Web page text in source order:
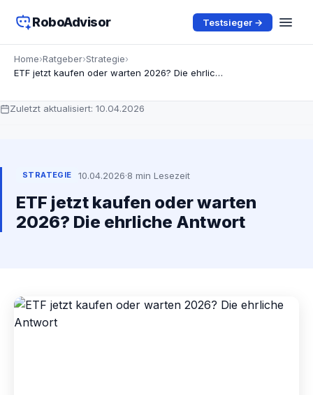
RoboAdvisor Testsieger →
Home›Ratgeber›Strategie›
ETF jetzt kaufen oder warten 2026? Die ehrliche Antwort
Zuletzt aktualisiert: 10.04.2026
STRATEGIE 10.04.2026·8 min Lesezeit
ETF jetzt kaufen oder warten
2026? Die ehrliche Antwort